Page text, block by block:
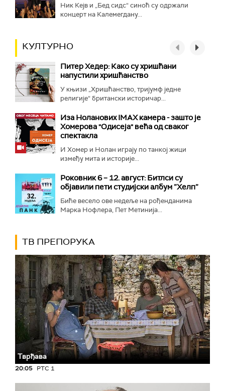
Ник Кејв и „Бед сидс“ синоћ су одржали
концерт на Калемегдану...
КУЛТУРНО
Питер Хедер: Како су хришћани
напустили хришћанство
У књизи „Хришћанство, тријумф једне
религије“ британски историчар...
Иза Ноланових IMAX камера - зашто је
Хомерова "Одисеја" већа од сваког
спектакла
И Хомер и Нолан играју по танкој жици
између мита и историје...
Роковник 6 – 12. август: Битлси су
објавили пети студијски албум ”Хелп”
Биће весело ове недеље на рођенданима
Марка Нофлера, Пет Метинија...
ТВ ПРЕПОРУКА
Тврђава
20:05 РТС 1